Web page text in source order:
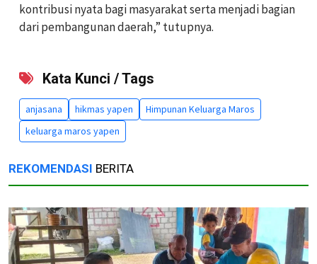
kontribusi nyata bagi masyarakat serta menjadi bagian
dari pembangunan daerah,” tutupnya.
Kata Kunci / Tags
anjasana hikmas yapen
Himpunan Keluarga Maros
keluarga maros yapen
REKOMENDASI BERITA